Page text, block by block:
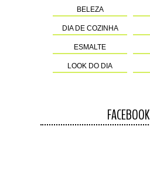
BELEZA
DIA DE COZINHA
ESMALTE
LOOK DO DIA
FACEBOOK